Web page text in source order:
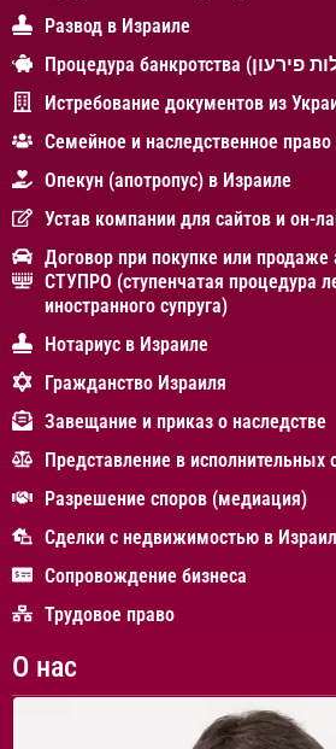
Развод в Израиле
Истребование документов из
Cемейное и наследственное право
Опекун (апотропус) в Израиле
Устав компании для сайтов и он-
Договор при покупке или
СТУПРО (ступенчатая процедура
иностранного супруга)
Нотариус в Израиле
Гражданство Израиля
Завещание и приказ о наследстве
Представление в исполнительных
Разрешение споров (медиация)
Сделки с недвижимостью в
Сопровождение бизнеса
Трудовое право
О нас